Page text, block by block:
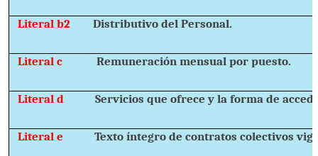
Literal b2Distributivo del Personal.
Literal c Remuneración mensual por puesto.
Literal dServicios que ofrece y la forma de
Literal eTexto íntegro de contratos colectivos